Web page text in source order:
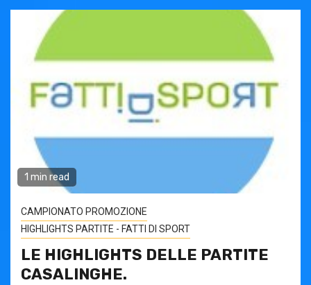
1 min read
CAMPIONATO PROMOZIONE
HIGHLIGHTS PARTITE - FATTI DI SPORT
LE HIGHLIGHTS DELLE PARTITE
CASALINGHE.